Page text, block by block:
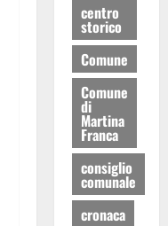
centro
storico
Comune
Comune
di
Martina
Franca
consiglio
comunale
cronaca